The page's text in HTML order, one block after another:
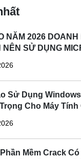
NĂM 2026
NÊN SỬ DỤNG
Sử Dụng
Cho Máy Tính
Mềm Crack